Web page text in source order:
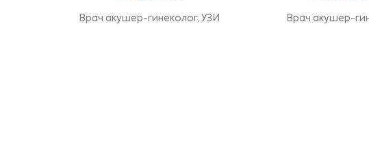
Врач акушер-гинеколог, УЗИ Врач акушер-